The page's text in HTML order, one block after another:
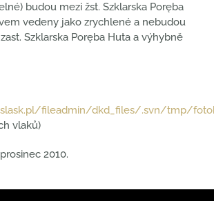
budou mezi žst. Szklarska Poręba
vedeny jako zrychlené a nebudou
Szklarska Poręba Huta a výhybně
fileadmin/dkd_files/.svn/tmp/
vlaků)
2010.